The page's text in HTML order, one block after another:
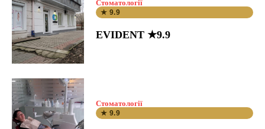
Стоматології
★ 9.9
EVIDENT ★9.9
Стоматології
★ 9.9